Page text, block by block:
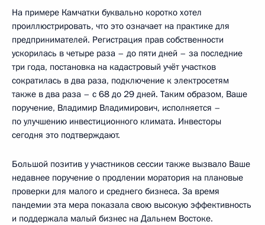
На примере Камчатки буквально коротко хотел
проиллюстрировать, что это означает на практике для
предпринимателей. Регистрация прав собственности
ускорилась в четыре раза – до пяти дней – за последние
три года, постановка на кадастровый учёт участков
сократилась в два раза, подключение к электросетям
также в два раза – с 68 до 29 дней. Таким образом, Ваше
поручение, Владимир Владимирович, исполняется –
по улучшению инвестиционного климата. Инвесторы
сегодня это подтверждают.
Большой позитив у участников сессии также вызвало Ваше
недавнее поручение о продлении моратория на плановые
проверки для малого и среднего бизнеса. За время
пандемии эта мера показала свою высокую эффективность
и поддержала малый бизнес на Дальнем Востоке.